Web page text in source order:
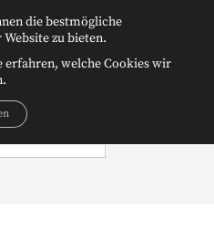
die bestmögliche
zu bieten.
erfahren, welche Cookies wir